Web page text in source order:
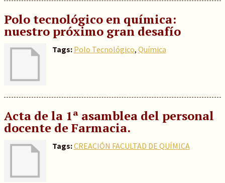
Polo tecnológico en química:
nuestro próximo gran desafío
Tags: Polo Tecnológico, Química
Acta de la 1ª asamblea del personal
docente de Farmacia.
Tags:CREACIÓN FACULTAD DE QUÍMICA